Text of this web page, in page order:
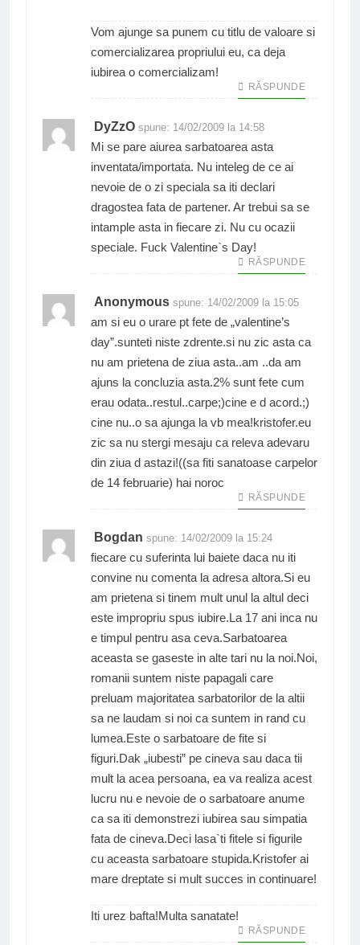
Vom ajunge sa punem cu titlu de valoare si
comercializarea propriului eu, ca deja
iubirea o comercializam!
RĂSPUNDE
DyZzO spune: 14/02/2009 la 14:58
Mi se pare aiurea sarbatoarea asta
inventata/importata. Nu inteleg de ce ai
nevoie de o zi speciala sa iti declari
dragostea fata de partener. Ar trebui sa se
intample asta in fiecare zi. Nu cu ocazii
speciale. Fuck Valentine`s Day!
RĂSPUNDE
Anonymous spune: 14/02/2009 la 15:05
am si eu o urare pt fete de „valentine’s
day”.sunteti niste zdrente.si nu zic asta ca
nu am prietena de ziua asta..am ..da am
ajuns la concluzia asta.2% sunt fete cum
erau odata..restul..carpe;)cine e d acord.;)
cine nu..o sa ajunga la vb mea!kristofer.eu
zic sa nu stergi mesaju ca releva adevaru
din ziua d astazi!((sa fiti sanatoase carpelor
de 14 februarie) hai noroc
RĂSPUNDE
Bogdan spune: 14/02/2009 la 15:24
fiecare cu suferinta lui baiete daca nu iti
convine nu comenta la adresa altora.Si eu
am prietena si tinem mult unul la altul deci
este impropriu spus iubire.La 17 ani inca nu
e timpul pentru asa ceva.Sarbatoarea
aceasta se gaseste in alte tari nu la noi.Noi,
romanii suntem niste papagali care
preluam majoritatea sarbatorilor de la altii
sa ne laudam si noi ca suntem in rand cu
lumea.Este o sarbatoare de fite si
figuri.Dak „iubesti” pe cineva sau daca tii
mult la acea persoana, ea va realiza acest
lucru nu e nevoie de o sarbatoare anume
ca sa iti demonstrezi iubirea sau simpatia
fata de cineva.Deci lasa`ti fitele si figurile
cu aceasta sarbatoare stupida.Kristofer ai
mare dreptate si mult succes in continuare!
Iti urez bafta!Multa sanatate!
RĂSPUNDE